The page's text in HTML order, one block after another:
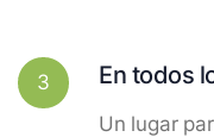
3 En todos
Un lugar